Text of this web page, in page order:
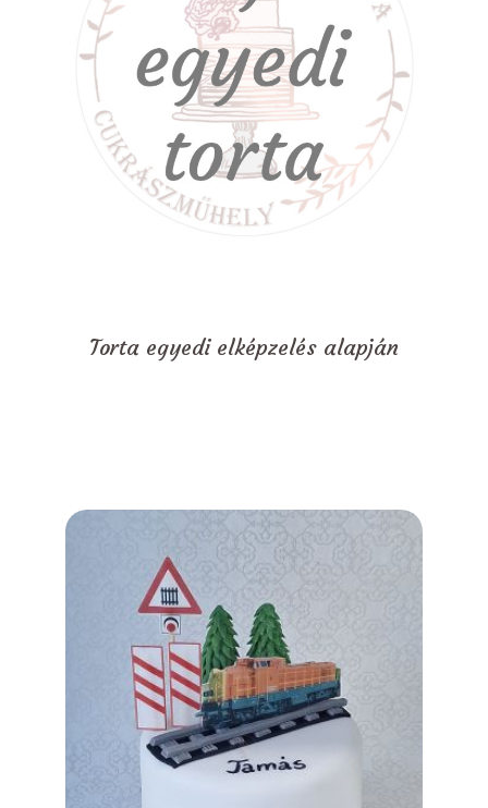
Torta egyedi elképzelés alapján